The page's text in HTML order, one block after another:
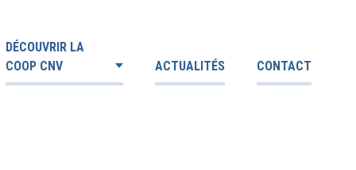
DÉCOUVRIR LA
COOP CNV
ACTUALITÉS CONTACT